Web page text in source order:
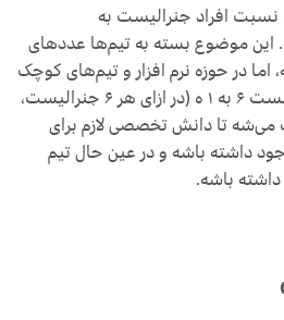
نسبت افراد جنرالیست به
موضوع بسته به تیم‌ها عددهای
در حوزه نرم افزار و تیم‌های کوچک
نسبتی که مد نظرم خودم هست ۶ به ۱ ه (در ازای هر ۶ جنرالیست،
تا دانش تخصصی لازم برای
داشته باشه و در عین حال تیم
باشه.